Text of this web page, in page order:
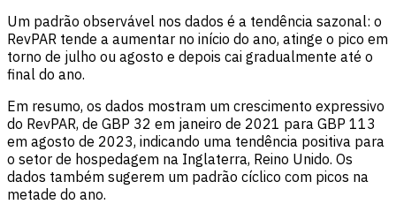
Um padrão observável nos dados é a tendência sazonal: o
RevPAR tende a aumentar no início do ano, atinge o pico em
torno de julho ou agosto e depois cai gradualmente até o
final do ano.
Em resumo, os dados mostram um crescimento expressivo
do RevPAR, de GBP 32 em janeiro de 2021 para GBP 113
em agosto de 2023, indicando uma tendência positiva para
o setor de hospedagem na Inglaterra, Reino Unido. Os
dados também sugerem um padrão cíclico com picos na
metade do ano.